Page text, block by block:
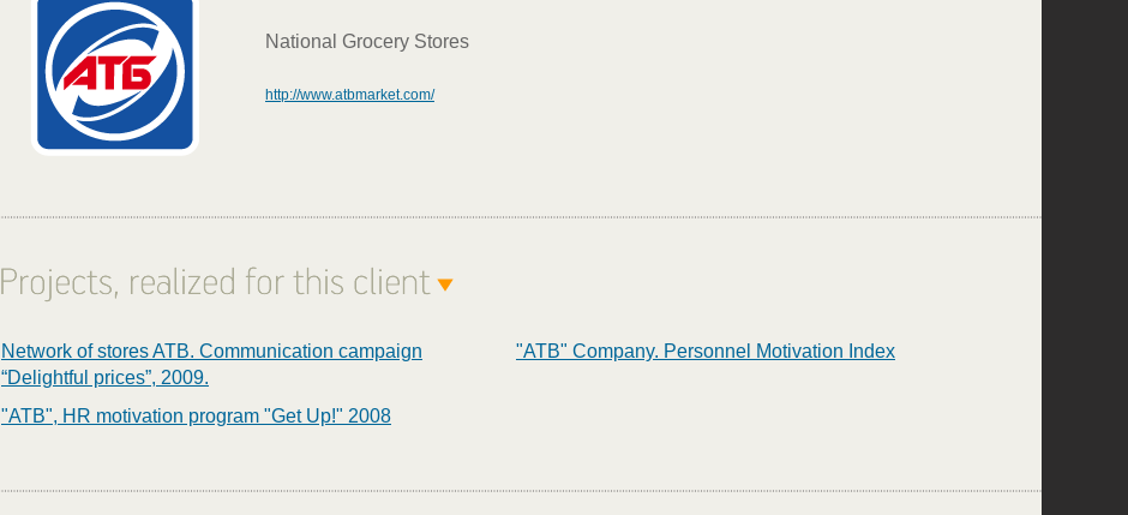
National Grocery Stores
http://www.atbmarket.com/
Network of stores ATB. Communication campaign
“Delightful prices”, 2009.
"ATB" Company. Personnel Motivation Index
"ATB", HR motivation program "Get Up!" 2008